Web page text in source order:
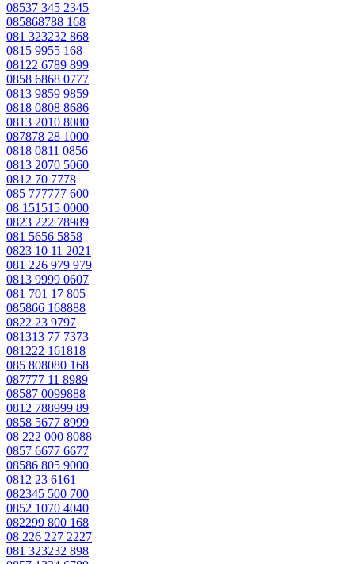
08537 345 2345
085868788 168
081 323232 868
0815 9955 168
08122 6789 899
0858 6868 0777
0813 9859 9859
0818 0808 8686
0813 2010 8080
087878 28 1000
0818 0811 0856
0813 2070 5060
0812 70 7778
085 777777 600
08 151515 0000
0823 222 78989
081 5656 5858
0823 10 11 2021
081 226 979 979
0813 9999 0607
081 701 17 805
085866 168888
0822 23 9797
081313 77 7373
081222 161818
085 808080 168
087777 11 8989
08587 0099888
0812 788999 89
0858 5677 8999
08 222 000 8088
0857 6677 6677
08586 805 9000
0812 23 6161
082345 500 700
0852 1070 4040
082299 800 168
08 226 227 2227
081 323232 898